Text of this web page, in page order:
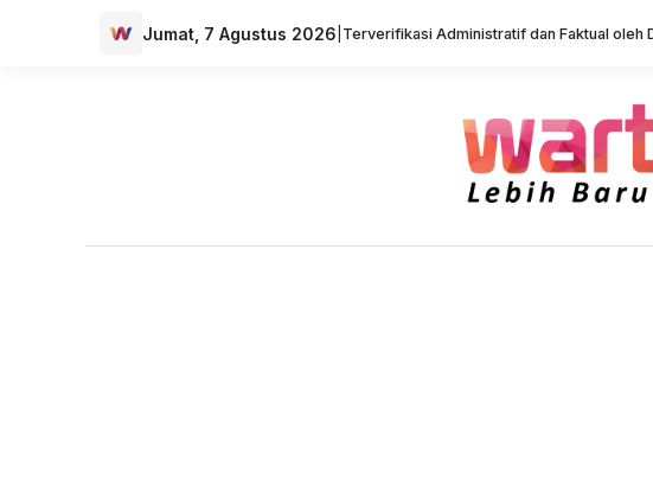
Jumat, 7 Agustus 2026 Terverifikasi Administratif dan Faktual oleh